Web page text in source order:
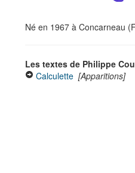
Né en 1967 à Concarneau
Les textes de Philippe
Calculette [Apparitions]